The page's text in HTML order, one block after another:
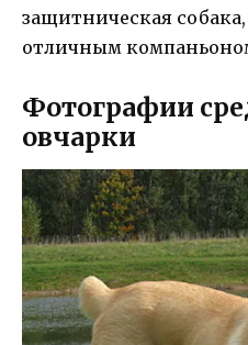
защитническая
отличным
Фотографии
овчарки